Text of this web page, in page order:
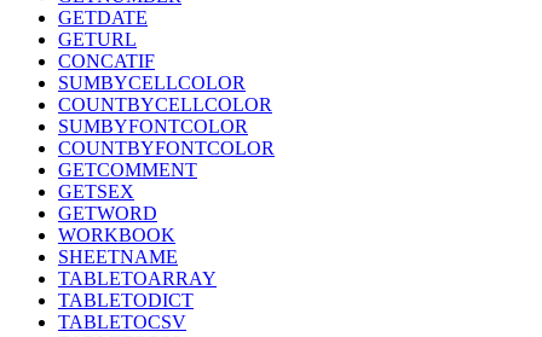
GETDATE
GETURL
CONCATIF
SUMBYCELLCOLOR
COUNTBYCELLCOLOR
SUMBYFONTCOLOR
COUNTBYFONTCOLOR
GETCOMMENT
GETSEX
GETWORD
WORKBOOK
SHEETNAME
TABLETOARRAY
TABLETODICT
TABLETOCSV